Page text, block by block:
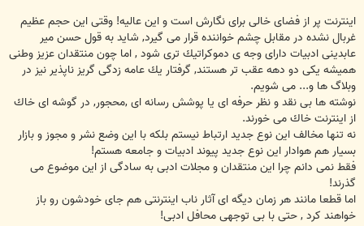
اینترنت پر از فضای خالی برای نگارش است و این عالیه! وقتی این حجم عظیم
غربال نشده در مقابل چشم خواننده قرار می گیرد, شاید به قول حسن میر
عابدینی ادبیات دارای وجه ی دموكراتیك تری شود , اما چون منتقدان عزیز وطنی
همیشه یكی دو دهه عقب تر هستند, گرفتار یك عامه زدگی گریز ناپذیر نیز در
وبلاگ ها و... می شویم.
نوشته ها بی نقد و نظر حرفه ای یا پوشش رسانه ای ,محجور, در گوشه ای خاك
از اینترنت خاك می خورند.
نه تنها مخالف این نوع جدید ارتباط نیستم بلكه با این وضع نشر و مجوز و بازار
بسیار هم هوادار این نوع جدید پیوند ادبیات و جامعه هستم!
فقط نمی دانم چرا این منتقدان و مجلات ادبی به سادگی از این موضوع می
گذرند!
اما قطعا مانند هر زمان دیگه ای آثار ناب اینترنتی هم جای خودشون رو باز
خواهند كرد , حتی با بی توجهی محافل ادبی!